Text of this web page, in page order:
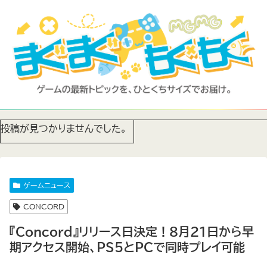
投稿が見つかりませんでした。
ゲームニュース
CONCORD
『Concord』リリース日決定！8月21日から早
期アクセス開始、PS5とPCで同時プレイ可能